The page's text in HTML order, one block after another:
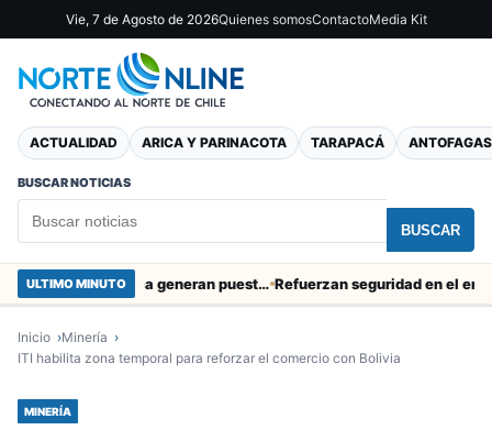
Vie, 7 de Agosto de 2026Quienes somosContactoMedia Kit
ACTUALIDAD ARICA Y PARINACOTA TARAPACÁ
BUSCAR NOTICIAS
BUSCAR
ULTIMO MINUTO Obras de Aguas del Altiplano en Arica generan puestos de trabajo Refuerzan seguridad en el entorno
Inicio
Minería
ITI habilita zona temporal para reforzar el comercio con Bolivia
MINERÍA